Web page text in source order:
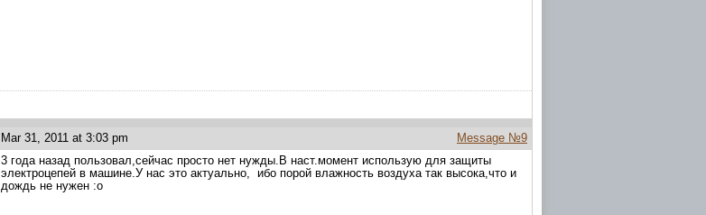
Message №9
Mar 31, 2011 at 3:03 pm
3 года назад пользовал,сейчас просто нет нужды.В наст.момент использую для защиты
электроцепей в машине.У нас это актуально, ибо порой влажность воздуха так высока,что и
дождь не нужен :o